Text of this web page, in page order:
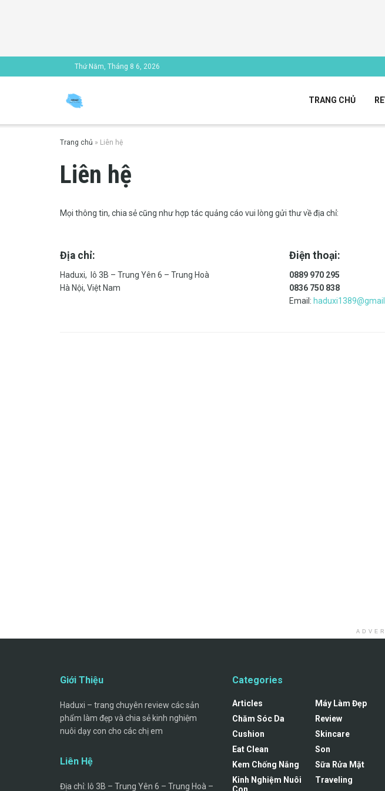
Thứ Năm, Tháng 8 6, 2026
TRANG CHỦ
Trang chủ » Liên hệ
Liên hệ
Mọi thông tin, chia sẻ cũng như hợp tác quảng cáo vui lòng gửi thư về địa chỉ:
Địa chỉ:
Haduxi, lô 3B – Trung Yên 6 – Trung Hoà
Hà Nội, Việt Nam
Điện thoại:
0889 970 295
0836 750 838
Email:
Giới Thiệu
Haduxi – trang chuyên review các sản
phẩm làm đẹp và chia sẻ kinh nghiệm
nuôi dạy con cho các chị em
Liên Hệ
Địa chỉ: lô 3B – Trung Yên 6 – Trung Hoà –
Categories
Articles
Chăm Sóc Da
Cushion
Eat Clean
Kem Chống Nắng
Kinh Nghiệm Nuôi
Con
Máy Làm Đẹp
Review
Skincare
Son
Sữa Rửa Mặt
Traveling